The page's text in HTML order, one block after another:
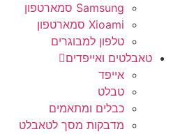
Samsung סמארטפון
Xioami סמארטפון
טלפון למבוגרים
טאבלטים ואייפדים
אייפד
טבלט
כבלים ומתאמים
מדבקות מסך לטאבלט